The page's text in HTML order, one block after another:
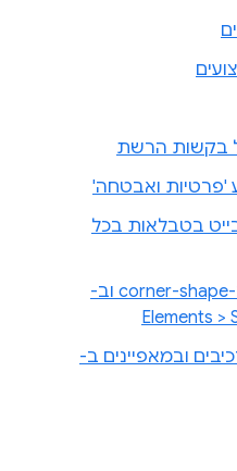
בקשות הרשת
בטבלאות בכל
המילוי האוטומטי תומך ב-corner-shape וב-
ובמאפיינים ב-